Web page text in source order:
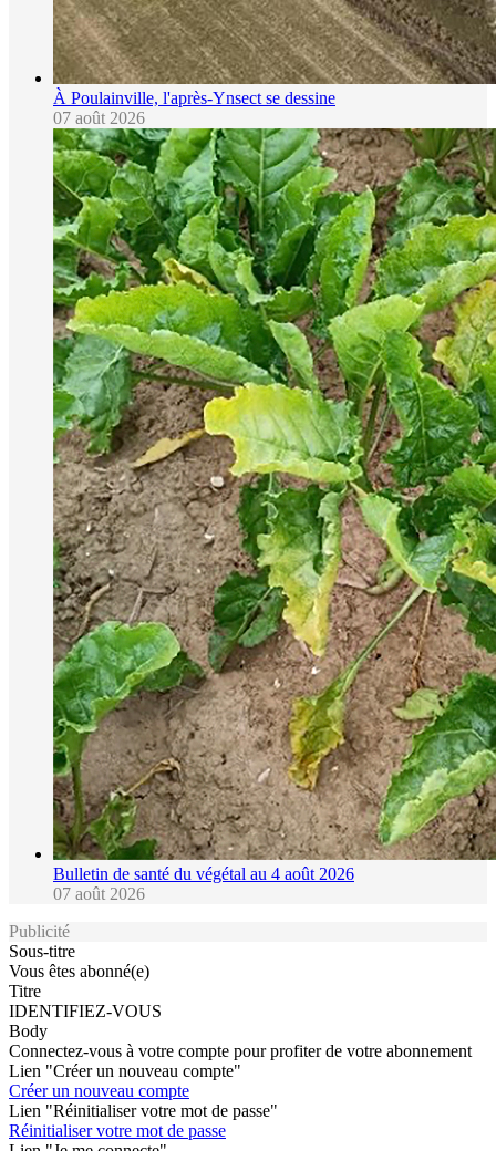
À Poulainville, l'après-Ynsect se dessine
07 août 2026
Bulletin de santé du végétal au 4 août 2026
07 août 2026
Publicité
Sous-titre
Vous êtes abonné(e)
Titre
IDENTIFIEZ-VOUS
Body
Connectez-vous à votre compte pour profiter de votre abonnement
Lien "Créer un nouveau compte"
Créer un nouveau compte
Lien "Réinitialiser votre mot de passe"
Réinitialiser votre mot de passe